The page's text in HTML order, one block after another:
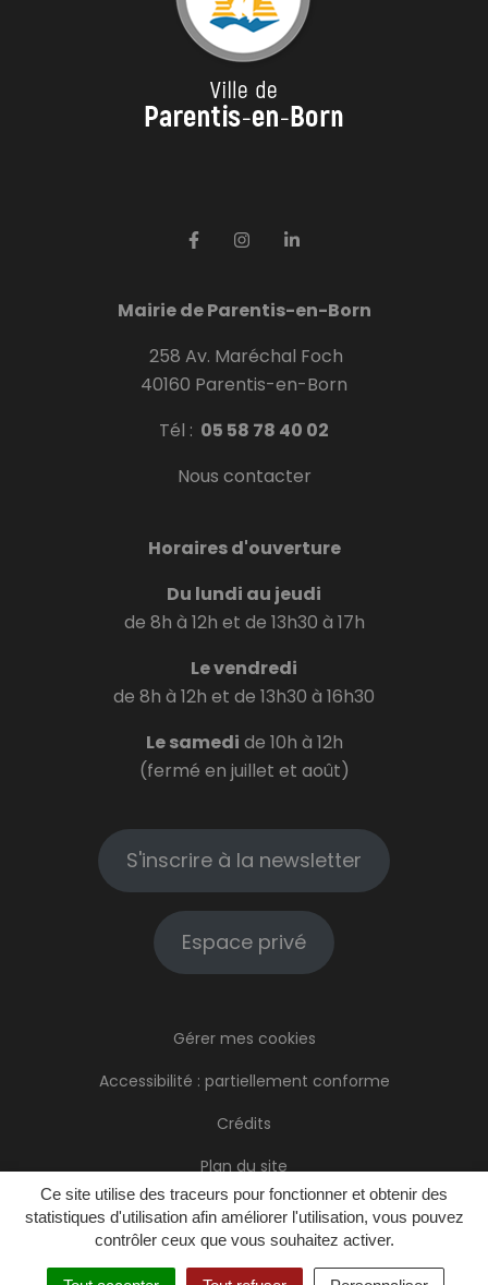
Ce site utilise des traceurs pour fonctionner et obtenir des
statistiques d'utilisation afin améliorer l'utilisation, vous pouvez
contrôler ceux que vous souhaitez activer.
Mairie de Parentis-en-Born
258 Av. Maréchal Foch
40160 Parentis-en-Born
Tél : 05 58 78 40 02
Nous contacter
Horaires d'ouverture
Du lundi au jeudi
de 8h à 12h et de 13h30 à 17h
Le vendredi
de 8h à 12h et de 13h30 à 16h30
Le samedi de 10h à 12h
(fermé en juillet et août)
S'inscrire à la newsletter
Espace privé
Gérer mes cookies
Accessibilité : partiellement conforme
Crédits
Plan du site
Mentions Légales
Politique de confidentialité